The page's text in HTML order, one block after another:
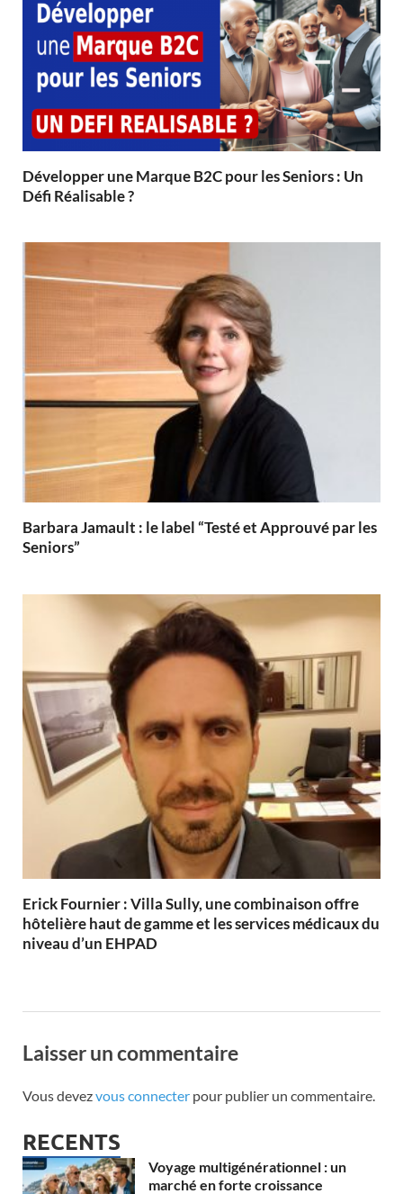
Développer une Marque B2C pour les Seniors : Un
Défi Réalisable ?
Barbara Jamault : le label “Testé et Approuvé par les
Seniors”
Erick Fournier : Villa Sully, une combinaison offre
hôtelière haut de gamme et les services médicaux du
niveau d’un EHPAD
Laisser un commentaire
Vous devezvous connecter pour publier un commentaire.
RECENTS
Voyage multigénérationnel : un
marché en forte croissance